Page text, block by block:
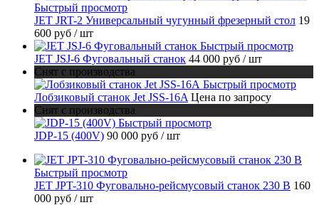
Быстрый просмотр
JET JRT-2 Универсальный чугунный фрезерный стол 19
600 руб / шт
Быстрый просмотр
JET JSJ-6 Фуговальный станок 44 000 руб / шт
Снят с производства
Быстрый просмотр
Лобзиковый станок Jet JSS-16A Цена по запросу
Снят с производства
Быстрый просмотр
JDP-15 (400V) 90 000 руб / шт
Быстрый просмотр
JET JPT-310 Фуговально-рейсмусовый станок 230 В 160
000 руб / шт